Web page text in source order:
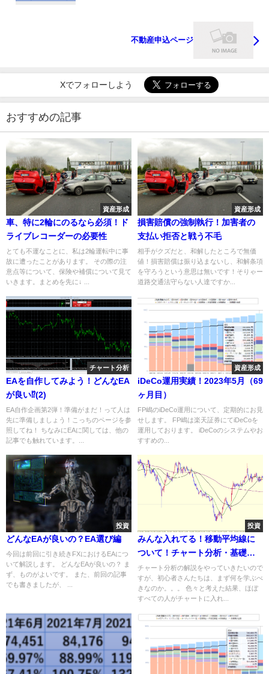
不動産申込ページ
Xでフォローしよう
おすすめの記事
資産形成
車、特に2輪にのるなら必須！ド
ライブレコーダーの必要性
とても不運なことに、私は2輪運転中に事
故に遭ったことがあります。 その際の注
意点等について、保険や補償について見て
いきます。まとめを先に↓ ...
資産形成
損害賠償の強制執行！加害者の
支払い拒否と戦う不毛
相手がクズだと、和解したところで無価
値！損害賠償は振り込まないし、和解条項
を守ろうという意思は無いです！そりゃー
道路交通法守らない人達ですか...
チャート分析
EAを自作してみよう！どんなEA
が良い⁉(2)
EA自作企画第2弾！準備がまだ！って人は
先に準備しましょう！こっちのページを参
照してね！ ちなみにEAに関しては、他の
記事でも触れています。...
資産形成
iDeCo運用実績！2023年5月（69
ヶ月目）
FP嶋のiDeCo運用について、定期的にお見
せします。 FP嶋は楽天証券にてiDeCoを
運用しております。 iDeCoのシステムやお
すすめの...
投資
どんなEAが良いの？EA選び編
今回は前回に引き続きFXにおけるEAにつ
いて解説します。 どんなEAが良いの？ ま
ず、ものがよいです。 また、前回の記事
でも書きましたが、 ...
投資
みんな入れてる！移動平均線に
ついて！チャート分析・基礎の
基礎！
チャート分析の解説をやっていきたいので
すが、初心者さんたちは、まず何を学ぶべ
きなのか。。。 色々と考えた結果、ほぼ
すべての人がチャートに入れ...